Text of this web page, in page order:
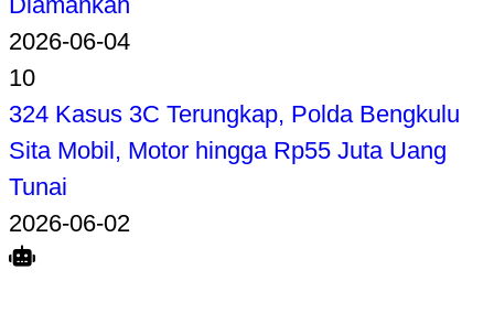
2026-06-04
10
324 Kasus 3C Terungkap, Polda Bengkulu
Sita Mobil, Motor hingga Rp55 Juta Uang
Tunai
2026-06-02